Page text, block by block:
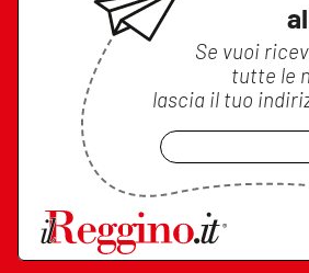
Se vuoi
tutte le
lascia il tuo